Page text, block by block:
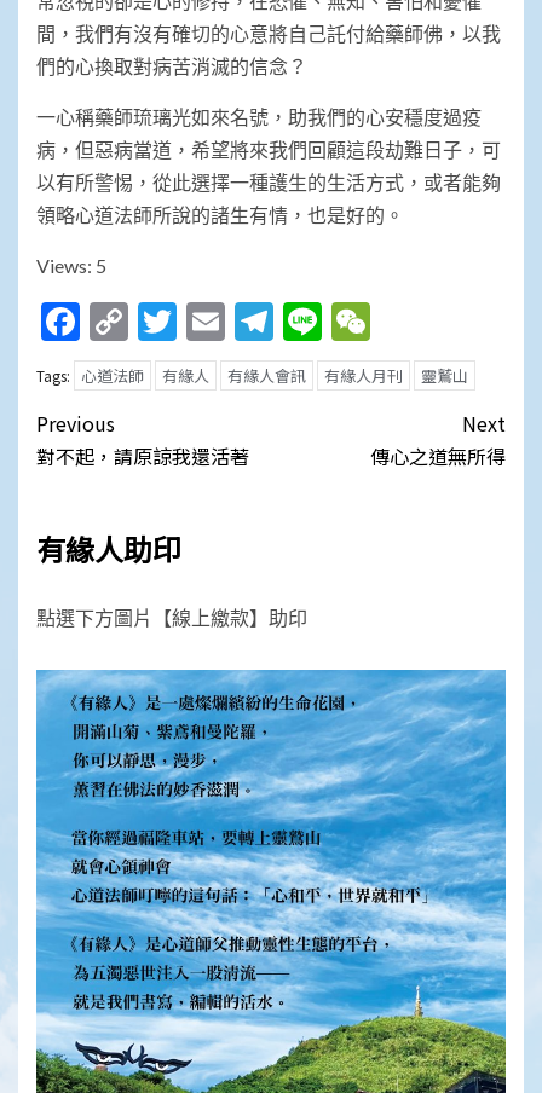
間，我們有沒有確切的心意將自己託付給藥師佛，以我
們的心換取對病苦消滅的信念？
一心稱藥師琉璃光如來名號，助我們的心安穩度過疫
病，但惡病當道，希望將來我們回顧這段劫難日子，可
以有所警惕，從此選擇一種護生的生活方式，或者能夠
領略心道法師所說的諸生有情，也是好的。
Views: 5
Facebook
Copy
Link
Twitter
EmailTelegram
Line
Tags: 心道法師 有緣人 有緣人會訊 有緣人月刊 靈鷲山
Post
navigation
Previous
對不起，請原諒我還活著
Next
傳心之道無所得
有緣人助印
點選下方圖片【線上繳款】助印